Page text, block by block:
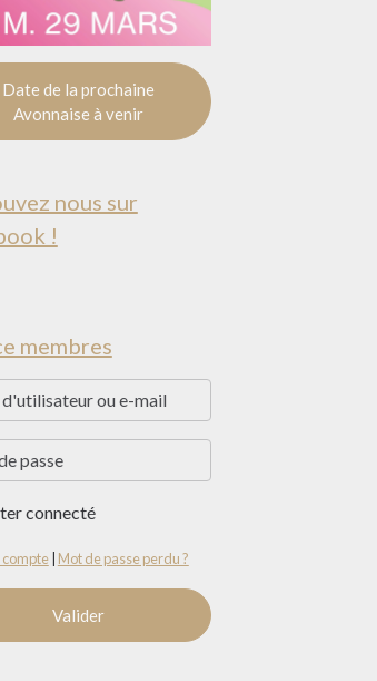
Date de la prochaine
Avonnaise à venir
nous sur
!
membres
connecté
compte| Mot de passe perdu ?
Valider